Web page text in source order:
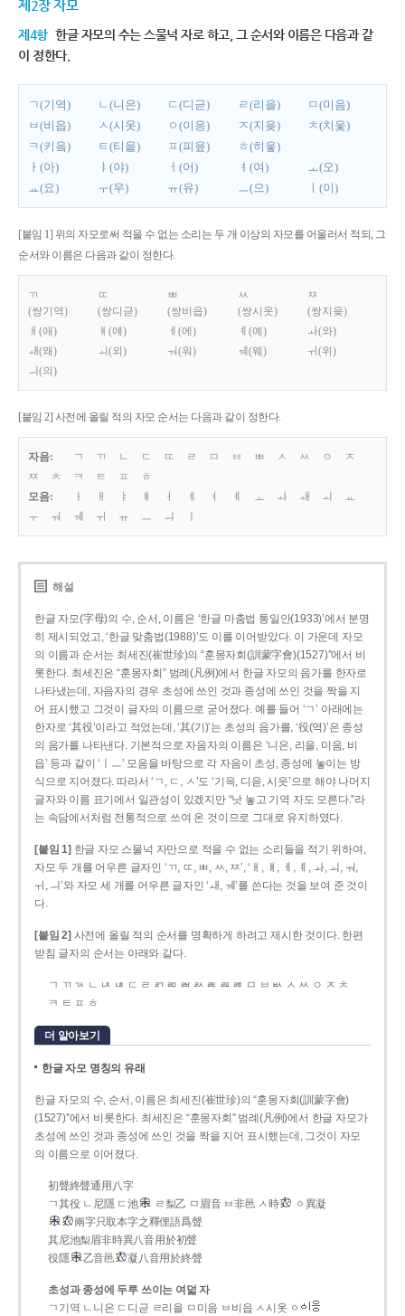
제2장 자모
제4항 한글 자모의 수는 스물넉 자로 하고, 그 순서와 이름은 다음과 같
이 정한다.
ㄱ(기역) ㄴ(니은) ㄷ(디귿) ㄹ(리을)
ㅁ(미음)
ㅂ(비읍)
ㅅ(시옷) ㅇ(이응) ㅈ(지읒)
ㅊ(치읓)
ㅋ(키읔)
ㅌ(티읕) ㅍ(피읖)
ㅎ(히읗)
ㅏ(아)
ㅑ(야) ㅓ(어) ㅕ(여)
ㅗ(오)
ㅛ(요)
ㅜ(우) ㅠ(유) ㅡ(으) ㅣ(이)
[붙임 1] 위의 자모로써 적을 수 없는 소리는 두 개 이상의 자모를 어울러서 적되, 그
순서와 이름은 다음과 같이 정한다.
ㄲ
(쌍기역)
ㄸ
(쌍디귿)
ㅃ
(쌍비읍)
ㅆ
(쌍시옷)
ㅉ
(쌍지읒)
ㅐ(애)
ㅒ(얘) ㅔ(에) ㅖ(예)
ㅘ(와)
ㅙ(왜)
ㅚ(외) ㅝ(워) ㅞ(웨)
ㅟ(위)
ㅢ(의)
[붙임 2] 사전에 올릴 적의 자모 순서는 다음과 같이 정한다.
자음: ㄱ ㄲ ㄴ ㄷ ㄸ ㄹ ㅁ ㅂ ㅃ ㅅ ㅆ ㅇ
ㅈ
ㅉ
ㅊ ㅋ ㅌ ㅍ
ㅎ
모음:
ㅏ ㅐ ㅑ ㅒ ㅓ ㅔ ㅕ ㅖ ㅗ ㅘ ㅙ ㅚ
ㅛ
ㅜ
ㅝ ㅞ ㅟ ㅠ ㅡ ㅢ
해설
한글 자모(字母)의 수, 순서, 이름은 ‘한글 마춤법 통일안(1933)’에서 분명
히 제시되었고, ‘한글 맞춤법(1988)’도 이를 이어받았다. 이 가운데 자모
의 이름과 순서는 최세진(崔世珍)의 “훈몽자회(訓蒙字會)(1527)”에서 비
롯한다. 최세진은 “훈몽자회” 범례(凡例)에서 한글 자모의 음가를 한자로
나타냈는데, 자음자의 경우 초성에 쓰인 것과 종성에 쓰인 것을 짝을 지
어 표시했고 그것이 글자의 이름으로 굳어졌다. 예를 들어 ‘ㄱ’ 아래에는
한자로 ‘其役’이라고 적었는데, ‘其(기)’는 초성의 음가를, ‘役(역)’은 종성
의 음가를 나타낸다. 기본적으로 자음자의 이름은 ‘니은, 리을, 미음, 비
읍’ 등과 같이 ‘ㅣㅡ’ 모음을 바탕으로 각 자음이 초성, 종성에 놓이는 방
식으로 지어졌다. 따라서 ‘ㄱ, ㄷ, ㅅ’도 ‘기윽, 디읃, 시읏’으로 해야 나머지
글자와 이름 표기에서 일관성이 있겠지만 “낫 놓고 기역 자도 모른다.”라
는 속담에서처럼 전통적으로 쓰여 온 것이므로 그대로 유지하였다.
[붙임 1] 한글 자모 스물넉 자만으로 적을 수 없는 소리들을 적기 위하여,
자모 두 개를 어우른 글자인 ‘ㄲ, ㄸ, ㅃ, ㅆ, ㅉ’, ‘ㅐ, ㅒ, ㅔ, ㅖ, ㅘ, ㅚ, ㅝ,
ㅟ, ㅢ’와 자모 세 개를 어우른 글자인 ‘ㅙ, ㅞ’를 쓴다는 것을 보여 준 것이
다.
[붙임 2] 사전에 올릴 적의 순서를 명확하게 하려고 제시한 것이다. 한편
받침 글자의 순서는 아래와 같다.
ㄱ ㄲ ㄳ ㄴ ㄵ ㄶ ㄷ ㄹ ㄺ ㄻ ㄼ ㄽ ㄾ ㄿ ㅀ ㅁ ㅂ ㅄ ㅅ ㅆ ㅇ ㅈ ㅊ
ㅋ ㅌ ㅍ ㅎ
더 알아보기
한글 자모 명칭의 유래
한글 자모의 수, 순서, 이름은 최세진(崔世珍)의 “훈몽자회(訓蒙字會)
(1527)”에서 비롯한다. 최세진은 “훈몽자회” 범례(凡例)에서 한글 자모가
초성에 쓰인 것과 종성에 쓰인 것을 짝을 지어 표시했는데, 그것이 자모
의 이름으로 이어졌다.
初聲終聲通用八字
ㄱ其役 ㄴ尼隱 ㄷ池
ㄹ梨乙 ㅁ眉音 ㅂ非邑 ㅅ時
ㆁ異凝
兩字只取本字之釋俚語爲聲
其尼池梨眉非時異八音用於初聲
役隱
乙音邑 凝八音用於終聲
초성과 종성에 두루 쓰이는 여덟 자
ㄱ기역 ㄴ니은 ㄷ디귿 ㄹ리을 ㅁ미음 ㅂ비읍 ㅅ시옷 ㆁ